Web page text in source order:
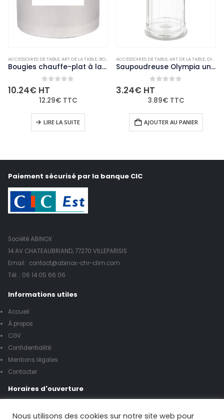
LA TABLE,BOUGIES ET PHOTOPHORES ,NON-PALETTISABLE
Bougies chauffe-plat à la citronnelle Eazyzap (lot de 50)
5
ACCESSOIRES DE TABLE,ART DE LA TABLE,DIVERS ,NON-PALETTISABLE
Saupoudreuse Olympia un trou central 8mm
out of 5
3.24
3.89
AJOUTER AU PANIER
ACCESSOIRES DE TABLE,ART DE
52.04
62.45
AJOUTER AU
Paiement sécurisé par la banque CIC
Société ABINOX
14 AV CHATEAUBRIAND, 77270 VILLEPARISIS
Email : contact@abinox-chr-clim.com
Tél. : 06 14 05 66 06
Informations utiles
Accueil
À propos
CGV
Confidentialité
Mentions légales
Contacter
Horaires d'ouverture
Nous utilisons des cookies sur notre site web pour